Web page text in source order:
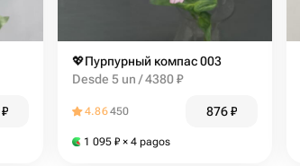
₽
💖Пурпурный компас 003
Desde 5 un / 4380 ₽
4.86450 876₽
1 095 ₽ × 4 pagos